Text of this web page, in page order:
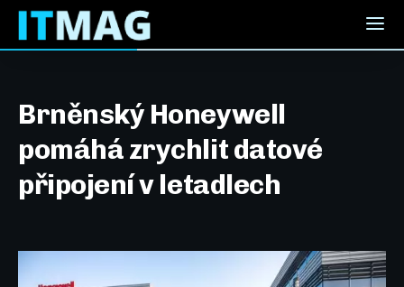
Brněnský Honeywell
pomáhá zrychlit datové
připojení v letadlech